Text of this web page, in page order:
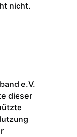
nicht.
e.V.
dieser